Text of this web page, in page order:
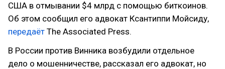
США в отмывании $4 млрд с помощью биткоинов.
Об этом сообщил его адвокат Ксантиппи Мойсиду,
передаёт The Associated Press.
В России против Винника возбудили отдельное
дело о мошенничестве, рассказал его адвокат, но